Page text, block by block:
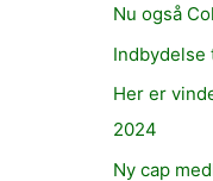
Nu også
Indbydelse
Her er
2024
Ny cap